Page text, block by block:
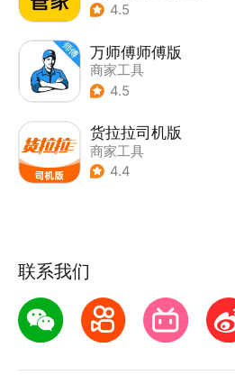
4.5
万师傅师傅版
商家工具
4.5
货拉拉司机版
商家工具
4.4
联系我们